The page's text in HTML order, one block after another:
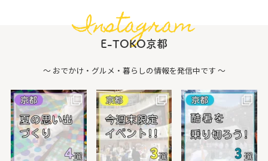
Instagram
E-TOKO京都
〜 おでかけ・グルメ・暮らしの情報を発信中です 〜